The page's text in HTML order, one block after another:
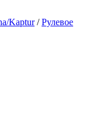
Kaptur/ Рулевое